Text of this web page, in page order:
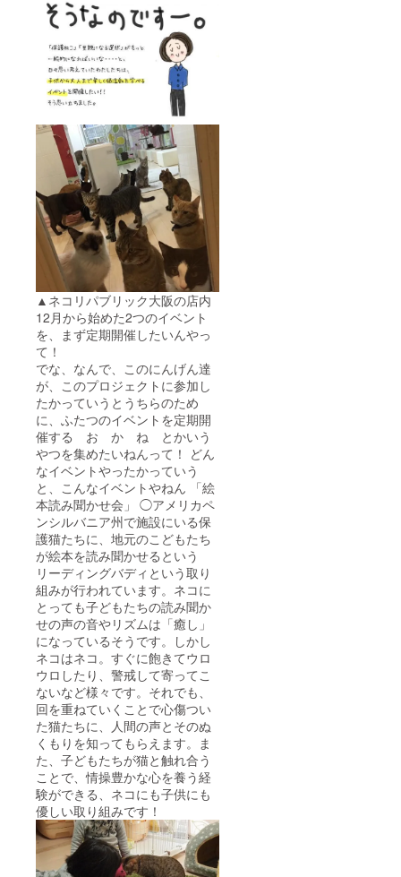
▲ネコリパブリック大阪の店内
12月から始めた2つのイベント
を、まず定期開催したいんやっ
て！
でな、なんで、このにんげん達
が、このプロジェクトに参加し
たかっていうとうちらのため
に、ふたつのイベントを定期開
催する お か ね とかいう
やつを集めたいねんって！ どん
なイベントやったかっていう
と、こんなイベントやねん 「絵
本読み聞かせ会」 ◯アメリカペ
ンシルバニア州で施設にいる保
護猫たちに、地元のこどもたち
が絵本を読み聞かせるという
リーディングバディという取り
組みが行われています。ネコに
とっても子どもたちの読み聞か
せの声の音やリズムは「癒し」
になっているそうです。しかし
ネコはネコ。すぐに飽きてウロ
ウロしたり、警戒して寄ってこ
ないなど様々です。それでも、
回を重ねていくことで心傷つい
た猫たちに、人間の声とそのぬ
くもりを知ってもらえます。ま
た、子どもたちが猫と触れ合う
ことで、情操豊かな心を養う経
験ができる、ネコにも子供にも
優しい取り組みです！